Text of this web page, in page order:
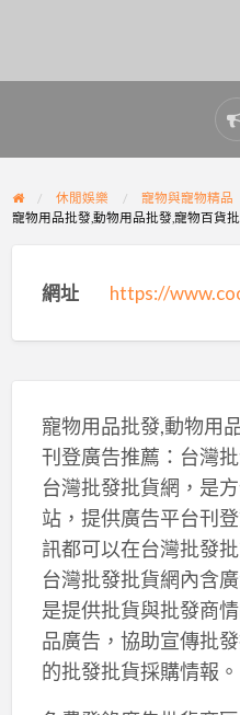
休閒娛樂
寵物與寵物精品
寵物用品批發,動物用品批發,寵物百貨
網址 https://
寵物用品批發,動物用
刊登廣告推薦：台灣
台灣批發批貨網，是
站，提供廣告平台刊
訊都可以在台灣批發
台灣批發批貨網內含
是提供批貨與批發商
品廣告，協助宣傳批
的批發批貨採購情報。